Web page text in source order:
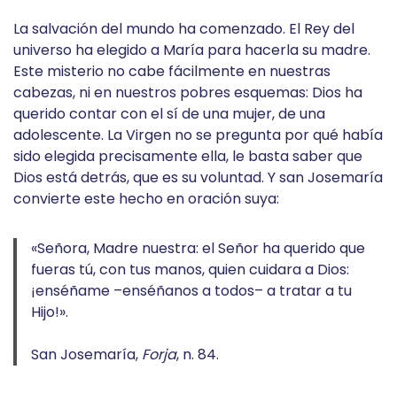
La salvación del mundo ha comenzado. El Rey del
universo ha elegido a María para hacerla su madre.
Este misterio no cabe fácilmente en nuestras
cabezas, ni en nuestros pobres esquemas: Dios ha
querido contar con el sí de una mujer, de una
adolescente. La Virgen no se pregunta por qué había
sido elegida precisamente ella, le basta saber que
Dios está detrás, que es su voluntad. Y san Josemaría
convierte este hecho en oración suya:
«Señora, Madre nuestra: el Señor ha querido que
fueras tú, con tus manos, quien cuidara a Dios:
¡enséñame –enséñanos a todos– a tratar a tu
Hijo!».
San Josemaría, Forja, n. 84.